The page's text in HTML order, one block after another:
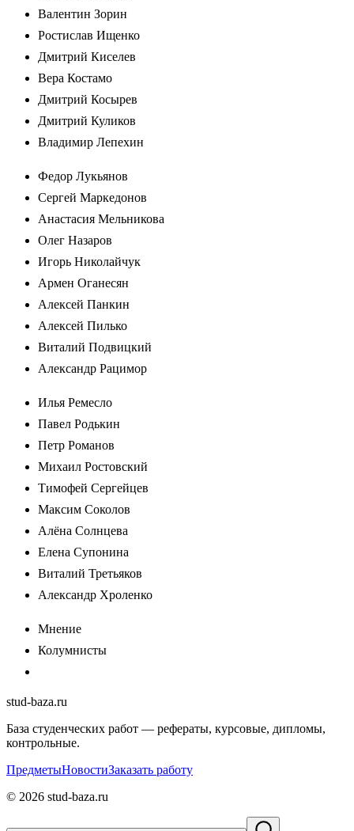
Валентин Зорин
Ростислав Ищенко
Дмитрий Киселев
Вера Костамо
Дмитрий Косырев
Дмитрий Куликов
Владимир Лепехин
Федор Лукьянов
Сергей Маркедонов
Анастасия Мельникова
Олег Назаров
Игорь Николайчук
Армен Оганесян
Алексей Панкин
Алексей Пилько
Виталий Подвицкий
Александр Рацимор
Илья Ремесло
Павел Родькин
Петр Романов
Михаил Ростовский
Тимофей Сергейцев
Максим Соколов
Алёна Солнцева
Елена Супонина
Виталий Третьяков
Александр Хроленко
Мнение
Колумнисты
stud-baza.ru
База студенческих работ — рефераты, курсовые, дипломы,
контрольные.
ПредметыНовостиЗаказать работу
© 2026 stud-baza.ru